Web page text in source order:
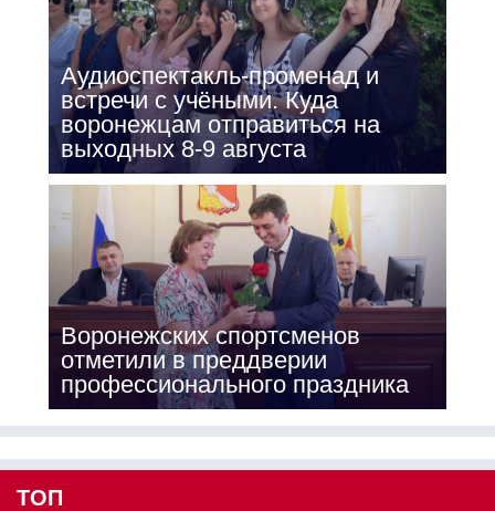
Аудиоспектакль-променад и
встречи с учёными. Куда
воронежцам отправиться на
выходных 8-9 августа
Воронежских спортсменов
отметили в преддверии
профессионального праздника
ТОП